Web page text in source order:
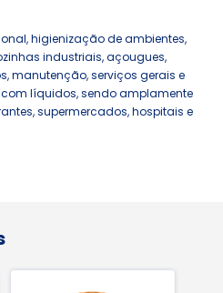
higienização de ambientes,
industriais, açougues,
manutenção, serviços gerais e
líquidos, sendo amplamente
supermercados, hospitais e